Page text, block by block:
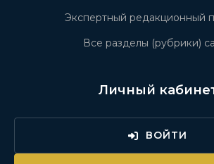
Экспертный редакционный
Все разделы (рубрики)
Личный
ВОЙТИ